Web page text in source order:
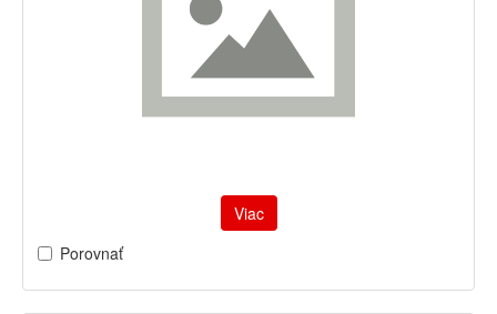
Viac
Porovnať